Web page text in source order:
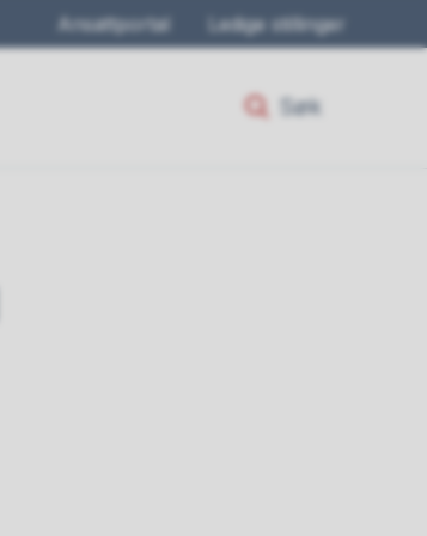
Ansattportal Ledige stillinger
Søk